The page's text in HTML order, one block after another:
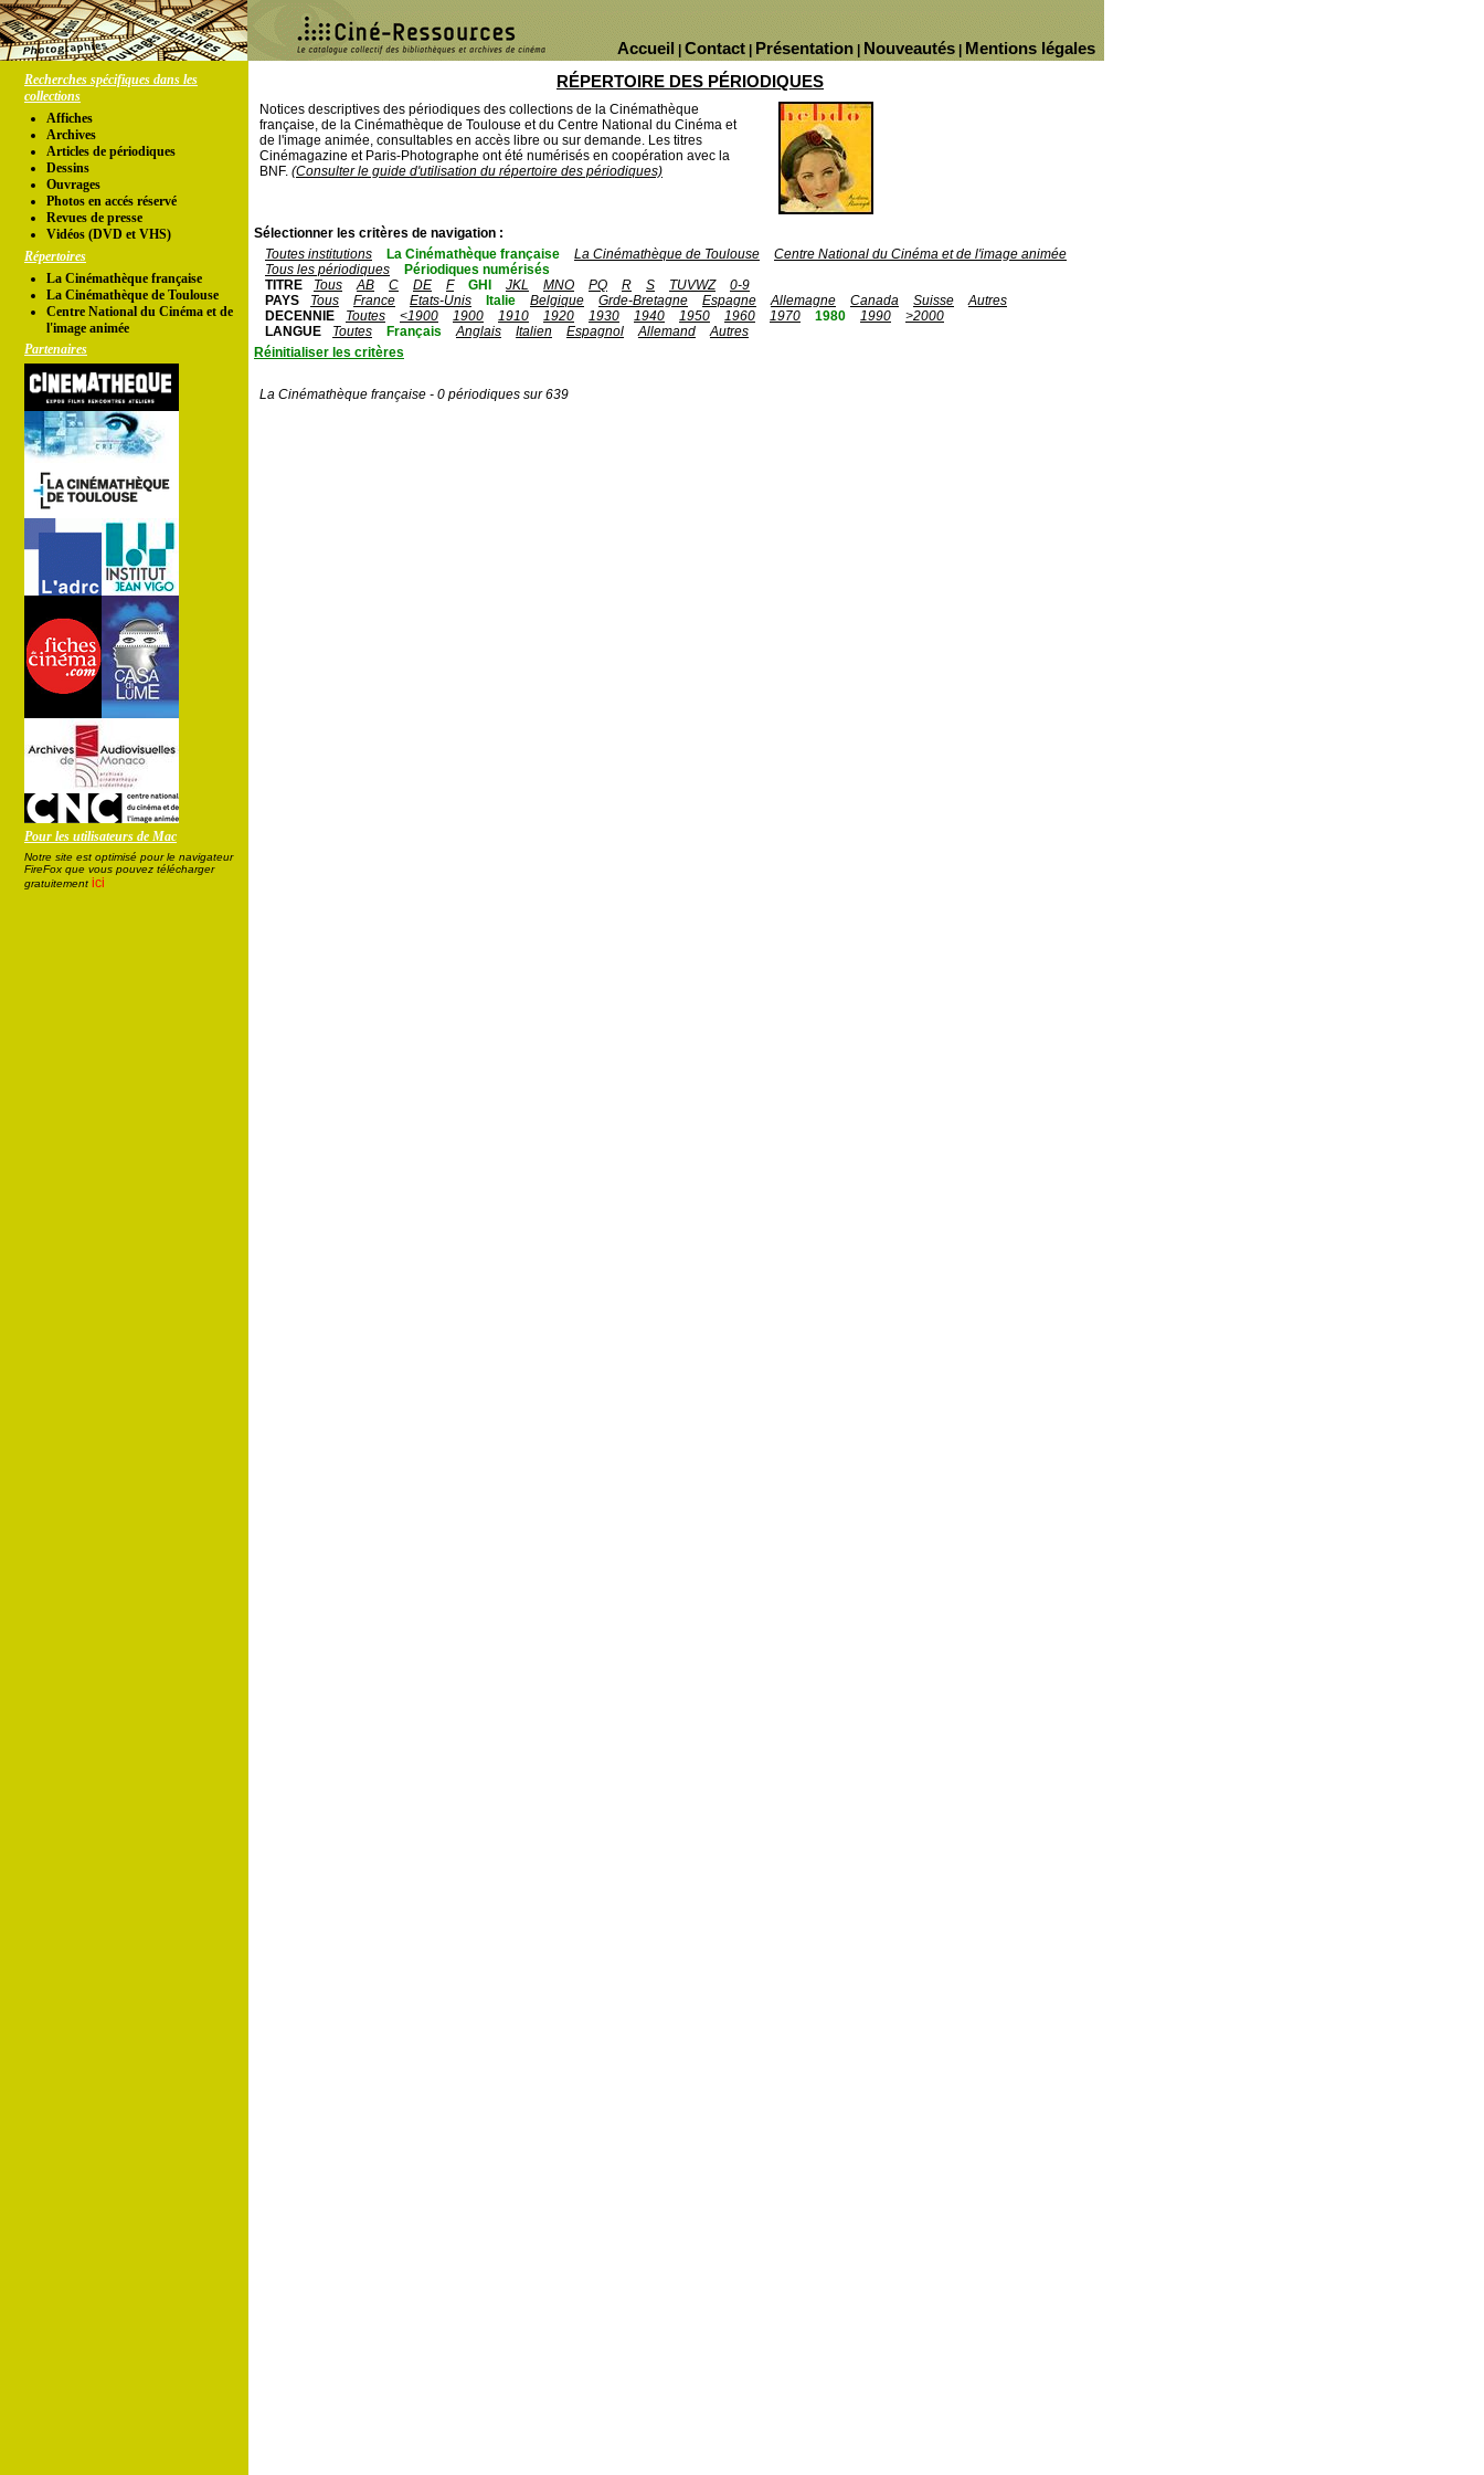
Mentions légales
Nouveautés
Présentation
Contact
Accueil
Recherches spécifiques dans les
collections
Affiches
Archives
Articles de périodiques
Dessins
Ouvrages
Photos en accés réservé
Revues de presse
Vidéos (DVD et VHS)
Répertoires
La Cinémathèque française
La Cinémathèque de Toulouse
Centre National du Cinéma et de
l'image animée
Partenaires
Pour les utilisateurs de Mac
Notre site est optimisé pour le navigateur
FireFox que vous pouvez télécharger
gratuitement ici
RÉPERTOIRE DES PÉRIODIQUES
Notices descriptives des périodiques des collections de la Cinémathèque
française, de la Cinémathèque de Toulouse et du Centre National du Cinéma et
de l'image animée, consultables en accès libre ou sur demande. Les titres
Cinémagazine et Paris-Photographe ont été numérisés en coopération avec la
BNF. (Consulter le guide d'utilisation du répertoire des périodiques)
Sélectionner les critères de navigation :
Toutes institutions
La Cinémathèque française La Cinémathèque de Toulouse
Centre National du Cinéma et de l'image animée
Tous les périodiques
Périodiques numérisés
TITRE
Tous AB C DE F GHI JKL MNO PQ R S TUVWZ
0-9
PAYS
Tous France Etats-Unis Italie Belgique Grde-Bretagne Espagne Allemagne Canada Suisse
Autres
DECENNIE
Toutes <1900 1900 1910 1920 1930 1940 1950 1960 1970 1980 1990
>2000
LANGUE
Toutes Français Anglais Italien Espagnol Allemand
Autres
Réinitialiser les critères
La Cinémathèque française - 0 périodiques sur 639